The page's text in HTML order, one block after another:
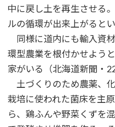
中に戻し土を再生させる
ルの循環が出来上がると
同様に道内にも輸入資
環型農業を根付かせよう
家がいる（北海道新聞・
土づくりのため農薬、
栽培に使われた菌床を主
ら、鶏ふんや野菜くずを